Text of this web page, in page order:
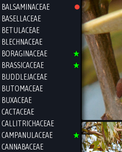
BALSAMINACEAE
BASELLACEAE
BETULACEAE
BLECHNACEAE
BORAGINACEAE
BRASSICACEAE
BUDDLEJACEAE
BUTOMACEAE
BUXACEAE
CACTACEAE
CALLITRICHACEAE
CAMPANULACEAE
CANNABACEAE